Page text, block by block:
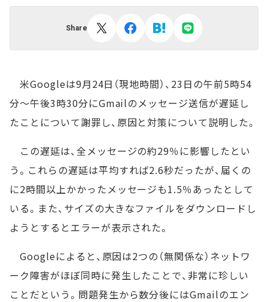
Share
米Googleは9月24日（現地時間）、23日の午前5時54
分～午後3時30分にGmailのメッセージ送信が遅延し
たことについて謝罪し、原因と対策について説明した。
この遅延は、全メッセージの約29％に影響したとい
う。これらの遅延は平均すれば2.6秒だったが、届くの
に2時間以上かかったメッセージも1.5％あったとして
いる。また、サイズの大きなファイルをダウンロードし
ようとするとエラーが表示された。
Googleによると、原因は2つの（無関係な）ネットワ
ーク障害がほぼ同時に発生したことで、非常に珍しい
ことだという。問題発生から数分後にはGmailのエン